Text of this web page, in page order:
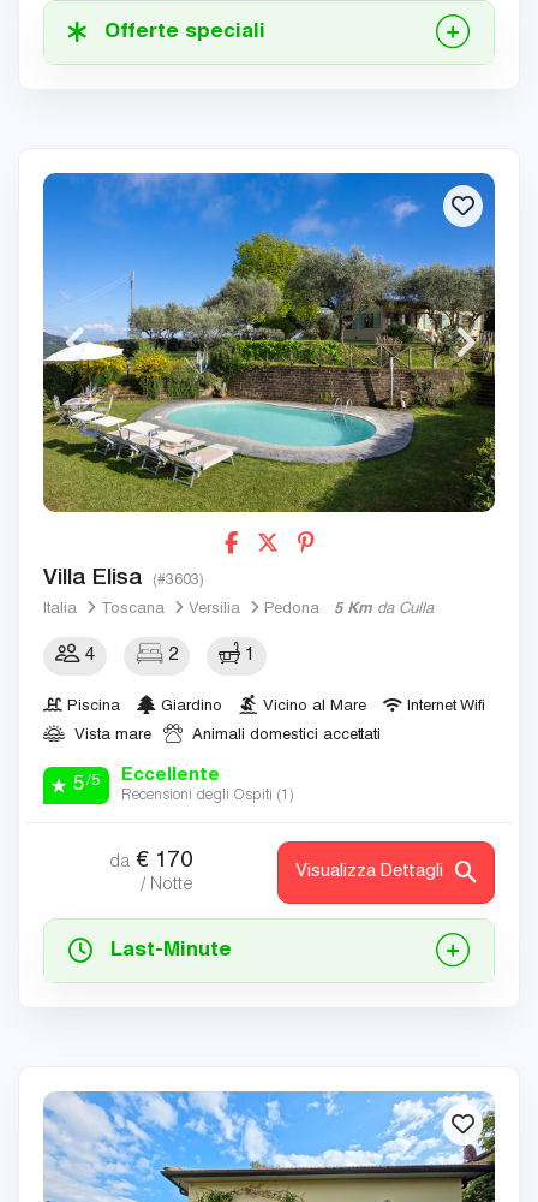
Offerte speciali
Villa Elisa (#3603)
Italia Toscana Versilia Pedona 5 Km da Culla
4 2 1
Piscina Giardino Vicino al Mare
Internet Wifi
Vista mare
Animali domestici accettati
5/5 Eccellente
Recensioni degli Ospiti (1 )
da € 170
/ Notte
Visualizza Dettagli
Last-Minute